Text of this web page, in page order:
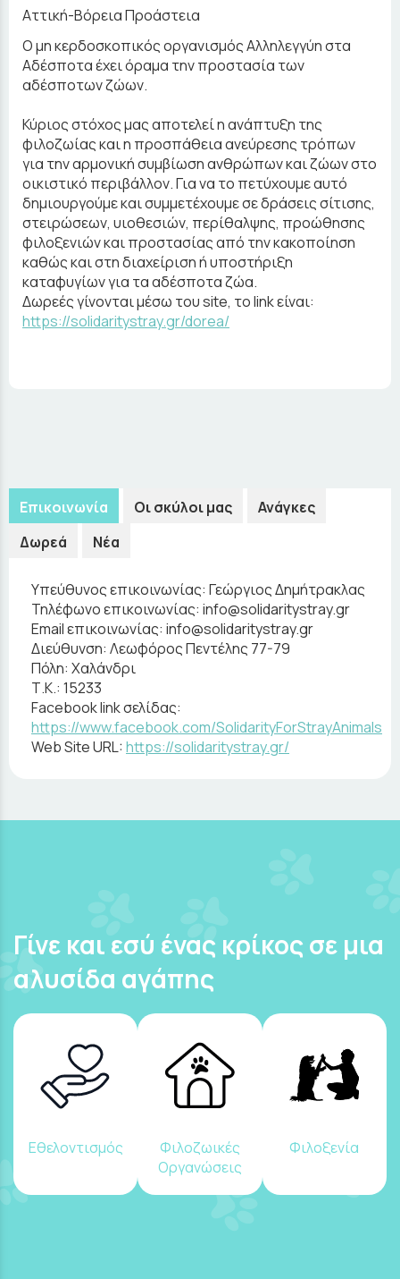
Αττική-Βόρεια Προάστεια
Ο μη κερδοσκοπικός οργανισμός Αλληλεγγύη στα
Αδέσποτα έχει όραμα την προστασία των
αδέσποτων ζώων.
Κύριος στόχος μας αποτελεί η ανάπτυξη της
φιλοζωίας και η προσπάθεια ανεύρεσης τρόπων
για την αρμονική συμβίωση ανθρώπων και ζώων στο
οικιστικό περιβάλλον. Για να το πετύχουμε αυτό
δημιουργούμε και συμμετέχουμε σε δράσεις σίτισης,
στειρώσεων, υιοθεσιών, περίθαλψης, προώθησης
φιλοξενιών και προστασίας από την κακοποίηση
καθώς και στη διαχείριση ή υποστήριξη
καταφυγίων για τα αδέσποτα ζώα.
Δωρεές γίνονται μέσω του site, το link είναι:
https://solidaritystray.gr/dorea/
Επικοινωνία Οι σκύλοι μας
Ανάγκες
Δωρεά
Νέα
Υπεύθυνος επικοινωνίας: Γεώργιος Δημήτρακλας
Τηλέφωνο επικοινωνίας: info@solidaritystray.gr
Email επικοινωνίας: info@solidaritystray.gr
Διεύθυνση: Λεωφόρος Πεντέλης 77-79
Πόλη: Χαλάνδρι
Τ.Κ.: 15233
Facebook link σελίδας:
https://www.facebook.com/SolidarityForStrayAnimals
Web Site URL:https://solidaritystray.gr/
Γίνε και εσύ ένας κρίκος σε μια
αλυσίδα αγάπης
Εθελοντισμός
Φιλοζωικές
Οργανώσεις
Φιλοξενία